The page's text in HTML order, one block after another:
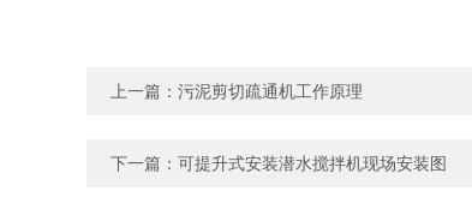
上一篇： 污泥剪切疏通机工作原理
下一篇： 可提升式安装潜水搅拌机现场安装图